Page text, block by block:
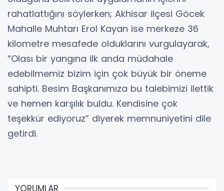
rahatlattığını söylerken; Akhisar ilçesi Göcek
Mahalle Muhtarı Erol Kayan ise merkeze 36
kilometre mesafede olduklarını vurgulayarak,
“Olası bir yangına ilk anda müdahale
edebilmemiz bizim için çok büyük bir öneme
sahipti. Besim Başkanımıza bu talebimizi ilettik
ve hemen karşılık buldu. Kendisine çok
teşekkür ediyoruz” diyerek memnuniyetini dile
getirdi.
YORUMLAR